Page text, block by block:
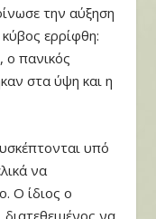
την αύξηση
ερρίφθη:
ο πανικός
στα ύψη και η
υπό
να
Ο ίδιος ο
να